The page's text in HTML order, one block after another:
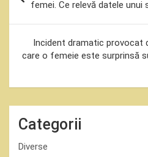
articole
femei. Ce relevă datele unui
Incident dramatic provocat
care o femeie este surprinsă
Categorii
Diverse